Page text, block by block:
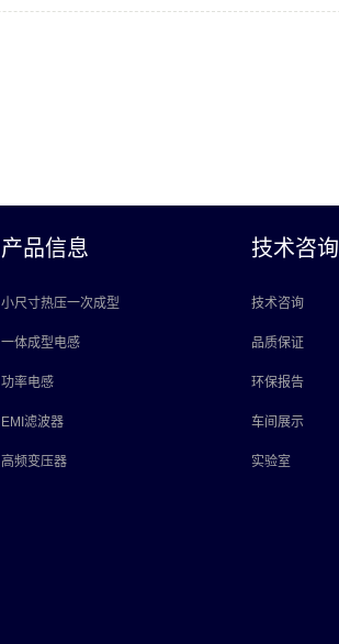
产品信息
小尺寸热压一次成型
一体成型电感
功率电感
EMI滤波器
高频变压器
技术咨询
技术咨询
品质保证
环保报告
车间展示
实验室